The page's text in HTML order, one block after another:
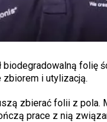
folię
i utylizacją.
zbierać folii z pola.
prace z nią